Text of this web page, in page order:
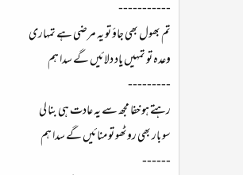
-----------
تم بھول بھی جاؤ تو یہ مرضی ہے تمہاری
وعدہ تو تمہیں یاد دلائیں گے سدا ہم
---------
رہتے ہو خفا مجھ سے یہ عادت ہی بنا لی
سو بار بھی روٹھو تو منائیں گے سدا ہم
------